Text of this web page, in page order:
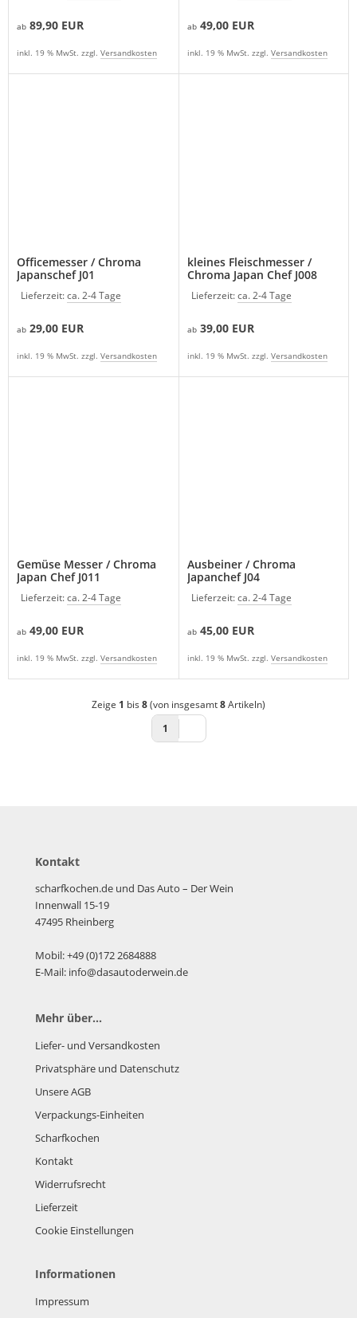
ab 89,90 EUR
inkl. 19 % MwSt. zzgl. Versandkosten
ab 49,00 EUR
inkl. 19 % MwSt. zzgl. Versandkosten
Officemesser / Chroma
Japanschef J01
Lieferzeit:ca. 2-4 Tage
ab 29,00 EUR
inkl. 19 % MwSt. zzgl. Versandkosten
kleines Fleischmesser /
Chroma Japan Chef J008
Lieferzeit:ca. 2-4 Tage
ab 39,00 EUR
inkl. 19 % MwSt. zzgl. Versandkosten
Gemüse Messer / Chroma
Japan Chef J011
Lieferzeit:ca. 2-4 Tage
ab 49,00 EUR
inkl. 19 % MwSt. zzgl. Versandkosten
Ausbeiner / Chroma
Japanchef J04
Lieferzeit:ca. 2-4 Tage
ab 45,00 EUR
inkl. 19 % MwSt. zzgl. Versandkosten
Zeige 1 bis 8(von insgesamt8Artikeln)
1
Kontakt
scharfkochen.de und Das Auto – Der Wein
Innenwall 15-19
47495 Rheinberg
Mobil: +49 (0)172 2684888
E-Mail: info@dasautoderwein.de
Mehr über...
Liefer- und Versandkosten
Privatsphäre und Datenschutz
Unsere AGB
Verpackungs-Einheiten
Scharfkochen
Kontakt
Widerrufsrecht
Lieferzeit
Cookie Einstellungen
Informationen
Impressum